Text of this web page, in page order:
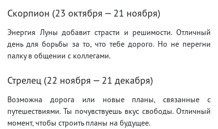
Скорпион (23 октября — 21 ноября)
Энергия Луны добавит страсти и решимости. Отличный
день для борьбы за то, что тебе дорого. Но не перегни
палку в общении с коллегами.
Стрелец (22 ноября — 21 декабря)
Возможна дорога или новые планы, связанные с
путешествиями. Ты почувствуешь вкус свободы. Отличный
момент, чтобы строить планы на будущее.